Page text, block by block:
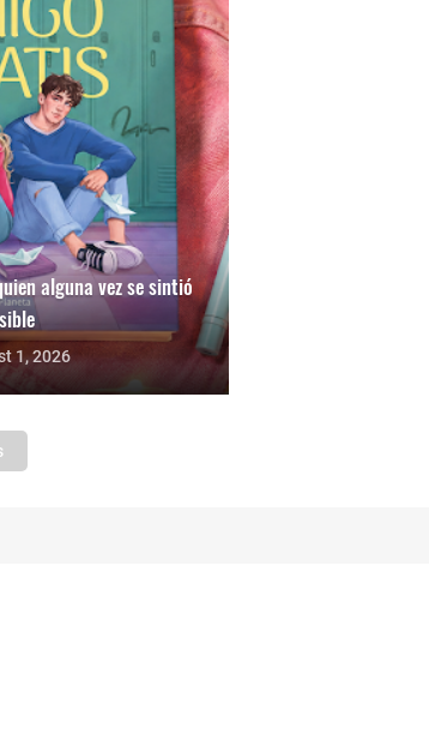
alguna vez se sintió
1, 2026